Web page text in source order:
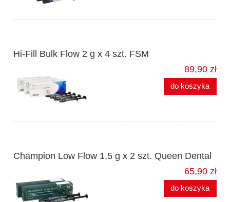
Hi-Fill Bulk Flow 2 g x 4 szt. FSM
89,90 zł
do koszyka
Champion Low Flow 1,5 g x 2 szt. Queen Dental
65,90 zł
do koszyka